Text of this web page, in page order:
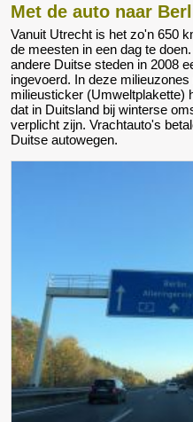
Met de auto naar
Vanuit Utrecht is het zo'n 650
de meesten in een dag te
andere Duitse steden in 2008
ingevoerd. In deze
milieusticker (Umweltplakette)
dat in Duitsland bij winterse
verplicht zijn. Vrachtauto's
Duitse autowegen.